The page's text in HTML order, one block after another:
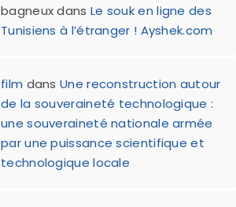
bagneuxdans Le souk en ligne des
Tunisiens à l’étranger ! Ayshek.com
film dansUne reconstruction autour
de la souveraineté technologique :
une souveraineté nationale armée
par une puissance scientifique et
technologique locale